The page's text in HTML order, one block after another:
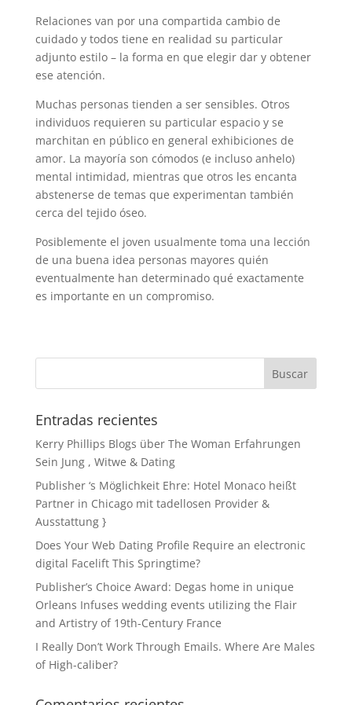
Relaciones van por una compartida cambio de
cuidado y todos tiene en realidad su particular
adjunto estilo – la forma en que elegir dar y obtener
ese atención.
Muchas personas tienden a ser sensibles. Otros
individuos requieren su particular espacio y se
marchitan en público en general exhibiciones de
amor. La mayoría son cómodos (e incluso anhelo)
mental intimidad, mientras que otros les encanta
abstenerse de temas que experimentan también
cerca del tejido óseo.
Posiblemente el joven usualmente toma una lección
de una buena idea personas mayores quién
eventualmente han determinado qué exactamente
es importante en un compromiso.
Entradas recientes
Kerry Phillips Blogs über The Woman Erfahrungen
Sein Jung , Witwe & Dating
Publisher ‘s Möglichkeit Ehre: Hotel Monaco heißt
Partner in Chicago mit tadellosen Provider &
Ausstattung }
Does Your Web Dating Profile Require an electronic
digital Facelift This Springtime?
Publisher’s Choice Award: Degas home in unique
Orleans Infuses wedding events utilizing the Flair
and Artistry of 19th-Century France
I Really Don’t Work Through Emails. Where Are Males
of High-caliber?